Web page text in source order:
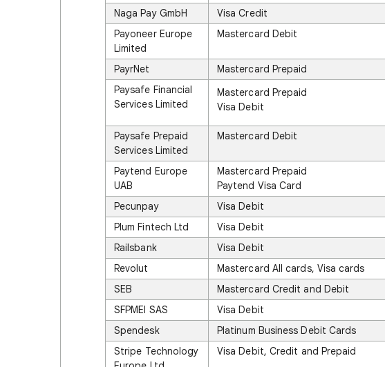
Naga Pay GmbH
Visa Credit
Payoneer Europe
Limited
Mastercard Debit
PayrNet
Mastercard Prepaid
Paysafe Financial
Services Limited
Mastercard Prepaid
Visa Debit
Paysafe Prepaid
Services Limited
Mastercard Debit
Paytend Europe
UAB
Mastercard Prepaid
Paytend Visa Card
Pecunpay
Visa Debit
Plum Fintech Ltd
Visa Debit
Railsbank
Visa Debit
Revolut
Mastercard All cards, Visa cards
SEB
Mastercard Credit and Debit
SFPMEI SAS
Visa Debit
Spendesk
Platinum Business Debit Cards
Stripe Technology
Visa Debit, Credit and Prepaid